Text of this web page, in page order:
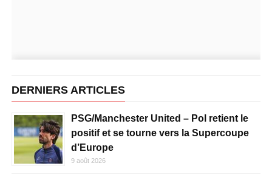
DERNIERS ARTICLES
PSG/Manchester United – Pol retient le
positif et se tourne vers la Supercoupe
d’Europe
9 août 2026